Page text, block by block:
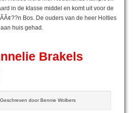
in de klasse middel en komt uit voor de
Bos. De ouders van de heer Holties
huis gehad.
Brakels
door Bennie Wolbers